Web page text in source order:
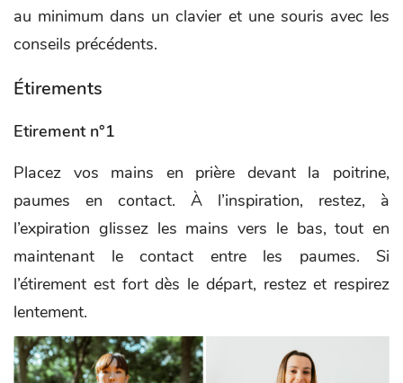
au minimum dans un clavier et une souris avec les
conseils précédents.
Étirements
Etirement n°1
Placez vos mains en prière devant la poitrine,
paumes en contact. À l’inspiration, restez, à
l’expiration glissez les mains vers le bas, tout en
maintenant le contact entre les paumes. Si
l’étirement est fort dès le départ, restez et respirez
lentement.